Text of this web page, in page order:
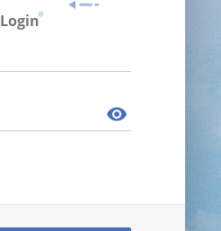
Login